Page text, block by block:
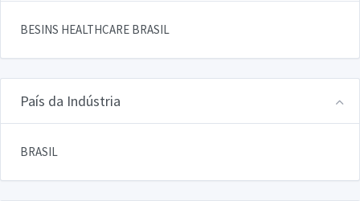
BESINS HEALTHCARE BRASIL
País da Indústria
BRASIL